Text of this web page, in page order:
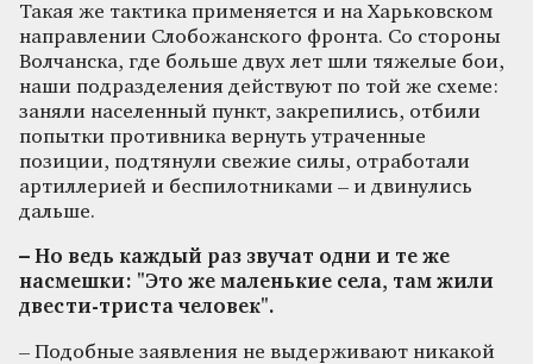
Такая же тактика применяется и на Харьковском
направлении Слобожанского фронта. Со стороны
Волчанска, где больше двух лет шли тяжелые бои,
наши подразделения действуют по той же схеме:
заняли населенный пункт, закрепились, отбили
попытки противника вернуть утраченные
позиции, подтянули свежие силы, отработали
артиллерией и беспилотниками – и двинулись
дальше.
– Но ведь каждый раз звучат одни и те же
насмешки: "Это же маленькие села, там жили
двести-триста человек".
– Подобные заявления не выдерживают никакой